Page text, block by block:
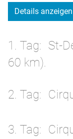
Details anzeigen
1. Tag
St-
60 km).
2. Tag
3. Tag